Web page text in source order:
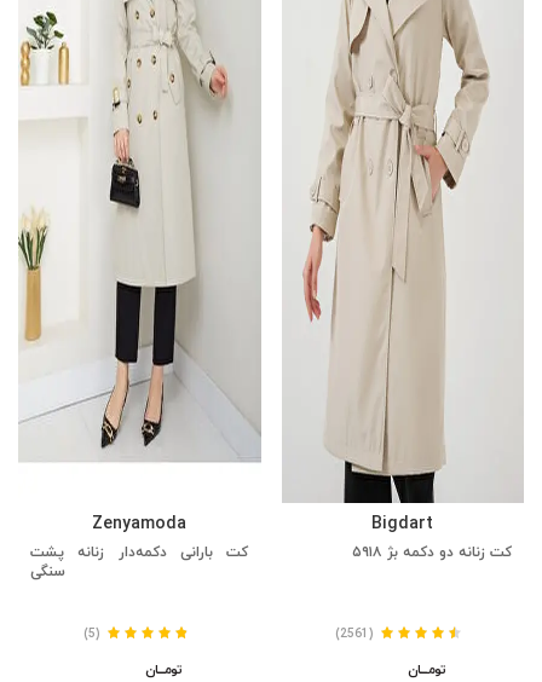
Bigdart
کت زنانه دو دکمه بژ ۵۹۱۸
(2561)
تومــــــان
Zenyamoda
کت بارانی دکمه‌دار زنانه پشت
سنگی
(5)
تومــــــان